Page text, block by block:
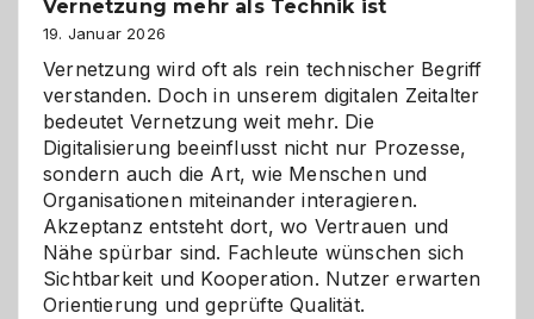
dreifaches
Alaaf!
Vernetzung mehr als Technik ist
19. Januar 2026
Vernetzung wird oft als rein technischer Begriff
verstanden. Doch in unserem digitalen Zeitalter
bedeutet Vernetzung weit mehr. Die
Digitalisierung beeinflusst nicht nur Prozesse,
sondern auch die Art, wie Menschen und
Organisationen miteinander interagieren.
Akzeptanz entsteht dort, wo Vertrauen und
Nähe spürbar sind. Fachleute wünschen sich
Sichtbarkeit und Kooperation. Nutzer erwarten
Orientierung und geprüfte Qualität.